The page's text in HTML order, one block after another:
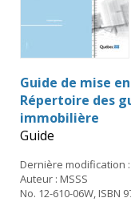
Guide de mise
Répertoire des
immobilière
Guide
Dernière modification :
Auteur : MSSS
No. 12-610-06W, ISBN